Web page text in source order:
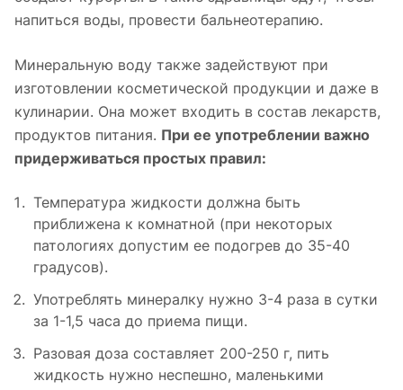
напиться воды, провести бальнеотерапию.
Минеральную воду также задействуют при
изготовлении косметической продукции и даже в
кулинарии. Она может входить в состав лекарств,
продуктов питания. При ее употреблении важно
придерживаться простых правил:
Температура жидкости должна быть
приближена к комнатной (при некоторых
патологиях допустим ее подогрев до 35-40
градусов).
Употреблять минералку нужно 3-4 раза в сутки
за 1-1,5 часа до приема пищи.
Разовая доза составляет 200-250 г, пить
жидкость нужно неспешно, маленькими